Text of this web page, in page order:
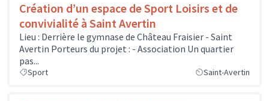
Création d’un espace de Sport Loisirs et de
convivialité à Saint Avertin
Lieu : Derrière le gymnase de Château Fraisier - Saint
Avertin Porteurs du projet : - Association Un quartier
pas...
Sport Saint-Avertin